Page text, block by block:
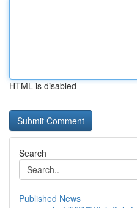
HTML is disabled
Search
Published News